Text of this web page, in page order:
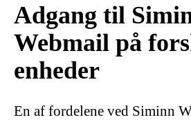
Adgang til
Webmail på
enheder
En af fordelene ved Siminn